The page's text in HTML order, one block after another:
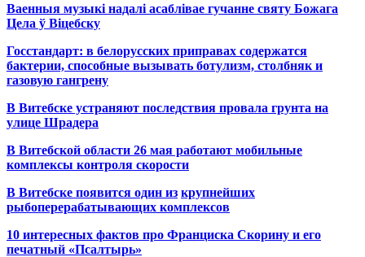
Ваенныя музыкі надалі асаблівае гучанне святу Божага
Цела ў Віцебску
Госстандарт: в белорусских приправах содержатся
бактерии, способные вызывать ботулизм, столбняк и
газовую гангрену
В Витебске устраняют последствия провала грунта на
улице Шрадера
В Витебской области 26 мая работают мобильные
комплексы контроля скорости
В Витебске появится один из крупнейших
рыбоперерабатывающих комплексов
10 интересных фактов про Франциска Скорину и его
печатный «Псалтырь»